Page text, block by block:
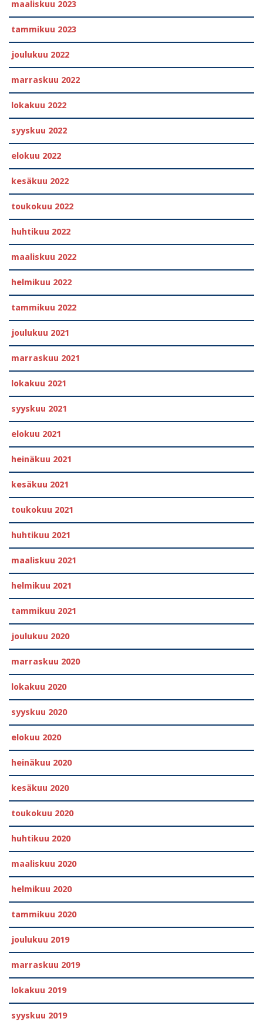
maaliskuu 2023
tammikuu 2023
joulukuu 2022
marraskuu 2022
lokakuu 2022
syyskuu 2022
elokuu 2022
kesäkuu 2022
toukokuu 2022
huhtikuu 2022
maaliskuu 2022
helmikuu 2022
tammikuu 2022
joulukuu 2021
marraskuu 2021
lokakuu 2021
syyskuu 2021
elokuu 2021
heinäkuu 2021
kesäkuu 2021
toukokuu 2021
huhtikuu 2021
maaliskuu 2021
helmikuu 2021
tammikuu 2021
joulukuu 2020
marraskuu 2020
lokakuu 2020
syyskuu 2020
elokuu 2020
heinäkuu 2020
kesäkuu 2020
toukokuu 2020
huhtikuu 2020
maaliskuu 2020
helmikuu 2020
tammikuu 2020
joulukuu 2019
marraskuu 2019
lokakuu 2019
syyskuu 2019